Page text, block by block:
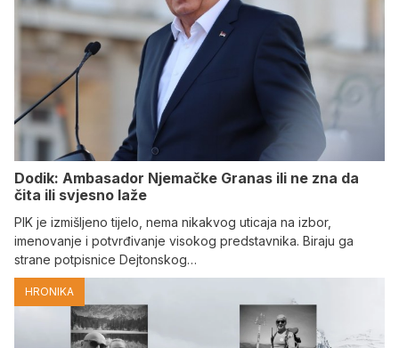
Dodik: Ambasador Njemačke Granas ili ne zna da
čita ili svjesno laže
PIK je izmišljeno tijelo, nema nikakvog uticaja na izbor,
imenovanje i potvrđivanje visokog predstavnika. Biraju ga
strane potpisnice Dejtonskog…
HRONIKA